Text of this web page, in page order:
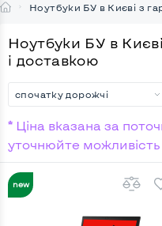
Ноутбуки БУ в Києві з
Ноутбуки БУ в
і доставкою
спочатку дорожчі
* Ціна вказана за
уточнюйте можливість